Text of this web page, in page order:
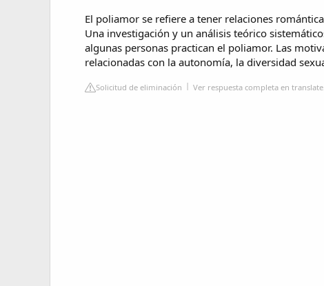
El poliamor se refiere a tener relaciones
Una investigación y un análisis teórico
algunas personas practican el poliamor. Las
relacionadas con la autonomía, la diversidad
Solicitud de eliminación Ver respuesta completa en